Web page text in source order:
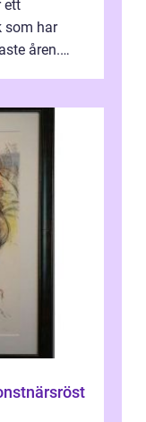
ett
som har
åren.